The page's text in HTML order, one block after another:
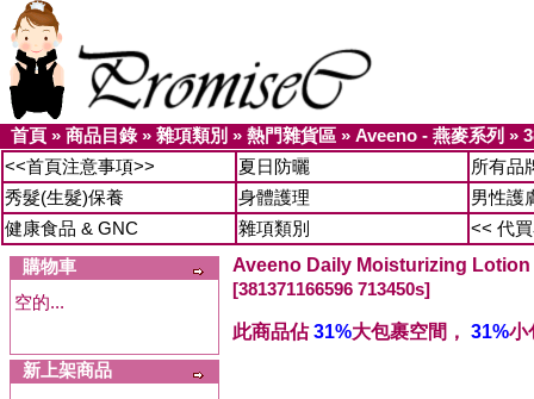
首頁 » 商品目錄» 雜項類別 » 熱門雜貨區 » Aveeno - 燕麥系列 »
<<首頁注意事項>>
夏日防曬
所有品
秀髮(生髮)保養
身體護理
男性護
健康食品 & GNC
雜項類別
<< 代
購物車
空的...
新上架商品
Aveeno Daily Moisturizing Lotion
[381371166596 713450s]
此商品佔31%大包裹空間， 31%小